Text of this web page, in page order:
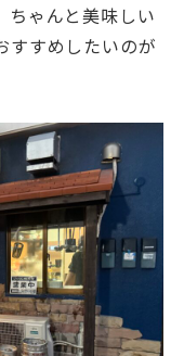
ちゃんと美味しい
すすめしたいのが